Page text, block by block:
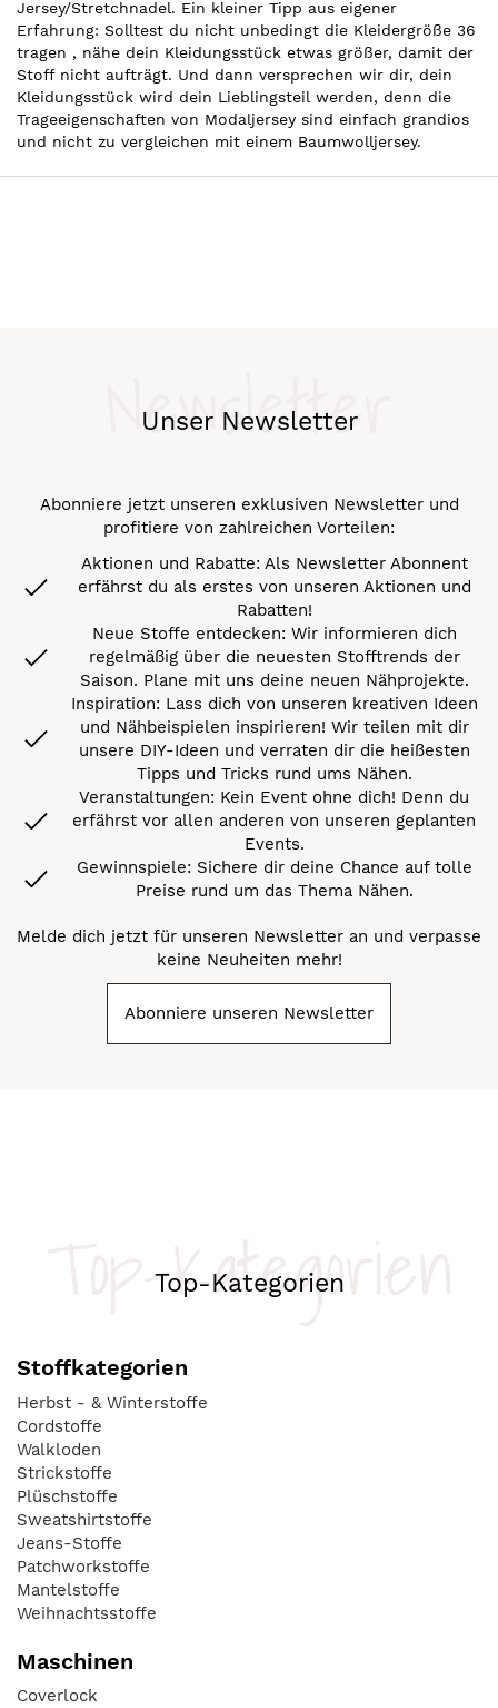
Jersey/Stretchnadel. Ein kleiner Tipp aus eigener
Erfahrung: Solltest du nicht unbedingt die Kleidergröße 36
tragen , nähe dein Kleidungsstück etwas größer, damit der
Stoff nicht aufträgt. Und dann versprechen wir dir, dein
Kleidungsstück wird dein Lieblingsteil werden, denn die
Trageeigenschaften von Modaljersey sind einfach grandios
und nicht zu vergleichen mit einem Baumwolljersey.
Unser Newsletter
Newsletter
Abonniere jetzt unseren exklusiven Newsletter und
profitiere von zahlreichen Vorteilen:
Aktionen und Rabatte: Als Newsletter Abonnent
erfährst du als erstes von unseren Aktionen und
Rabatten!
Neue Stoffe entdecken: Wir informieren dich
regelmäßig über die neuesten Stofftrends der
Saison. Plane mit uns deine neuen Nähprojekte.
Inspiration: Lass dich von unseren kreativen Ideen
und Nähbeispielen inspirieren! Wir teilen mit dir
unsere DIY-Ideen und verraten dir die heißesten
Tipps und Tricks rund ums Nähen.
Veranstaltungen: Kein Event ohne dich! Denn du
erfährst vor allen anderen von unseren geplanten
Events.
Gewinnspiele: Sichere dir deine Chance auf tolle
Preise rund um das Thema Nähen.
Melde dich jetzt für unseren Newsletter an und verpasse
keine Neuheiten mehr!
Abonniere unseren Newsletter
Top-Kategorien
Top-Kategorien
Stoffkategorien
Herbst - & Winterstoffe
Cordstoffe
Walkloden
Strickstoffe
Plüschstoffe
Sweatshirtstoffe
Jeans-Stoffe
Patchworkstoffe
Mantelstoffe
Weihnachtsstoffe
Maschinen
Coverlock